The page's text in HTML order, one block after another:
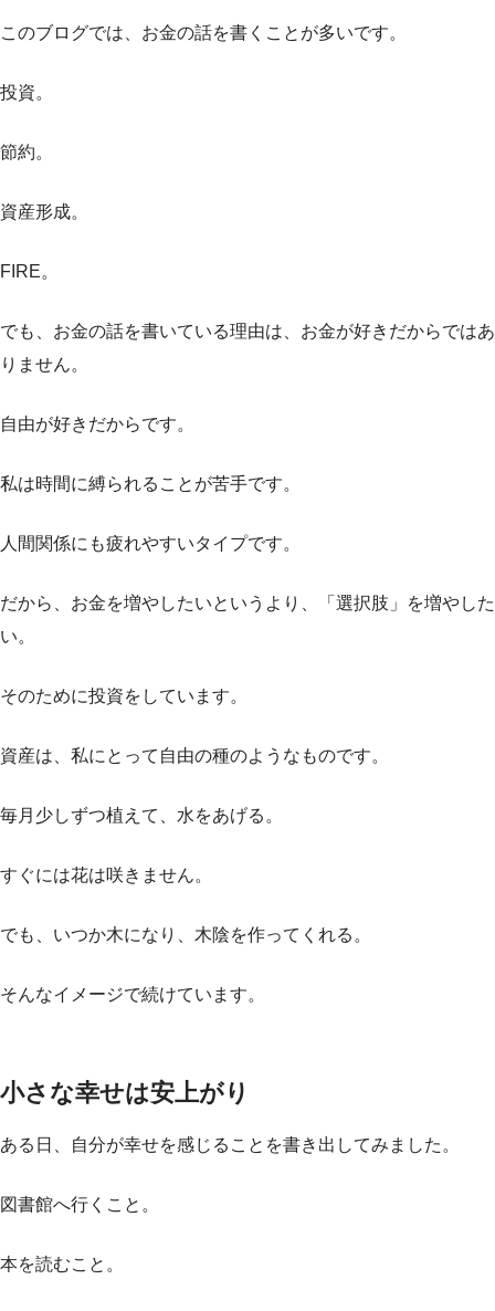
このブログでは、お金の話を書くことが多いです。
投資。
節約。
資産形成。
FIRE。
でも、お金の話を書いている理由は、お金が好きだからではあ
りません。
自由が好きだからです。
私は時間に縛られることが苦手です。
人間関係にも疲れやすいタイプです。
だから、お金を増やしたいというより、「選択肢」を増やした
い。
そのために投資をしています。
資産は、私にとって自由の種のようなものです。
毎月少しずつ植えて、水をあげる。
すぐには花は咲きません。
でも、いつか木になり、木陰を作ってくれる。
そんなイメージで続けています。
小さな幸せは安上がり
ある日、自分が幸せを感じることを書き出してみました。
図書館へ行くこと。
本を読むこと。